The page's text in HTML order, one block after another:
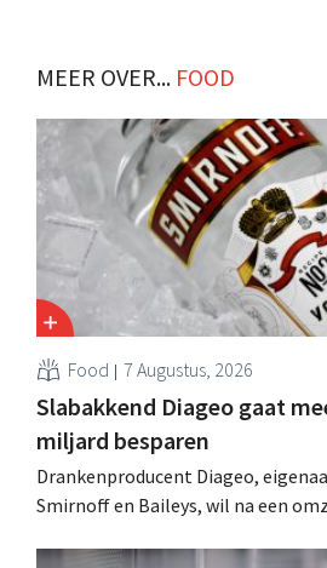
missen onze service." .
MEER OVER... FOOD
Food 7 Augustus, 2026
Slabakkend Diageo gaat
miljard besparen
Drankenproducent Diageo,
Smirnoff en Baileys, wil na een
andere Guiness en voorgemixte